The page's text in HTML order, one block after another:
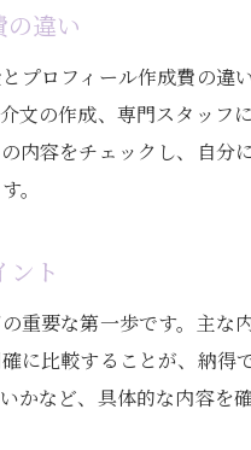
成婚までの総額を想定し
初期費用や月額・
費用総額の目安で
結婚相談所の初期費用で
結婚相談所の初期
費用が無駄になら
違い
プロフィール作成費の
文の作成、専門スタッ
内容をチェックし、自
。
ント
重要な第一歩です。主
に比較することが、納
かなど、具体的な内容